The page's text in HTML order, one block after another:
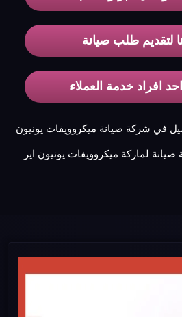
لتقديم طلب صيانة
افراد خدمة العملاء
في شركة صيانة ميكروويفات يونيون
لماركة ميكروويفات يونيون اير